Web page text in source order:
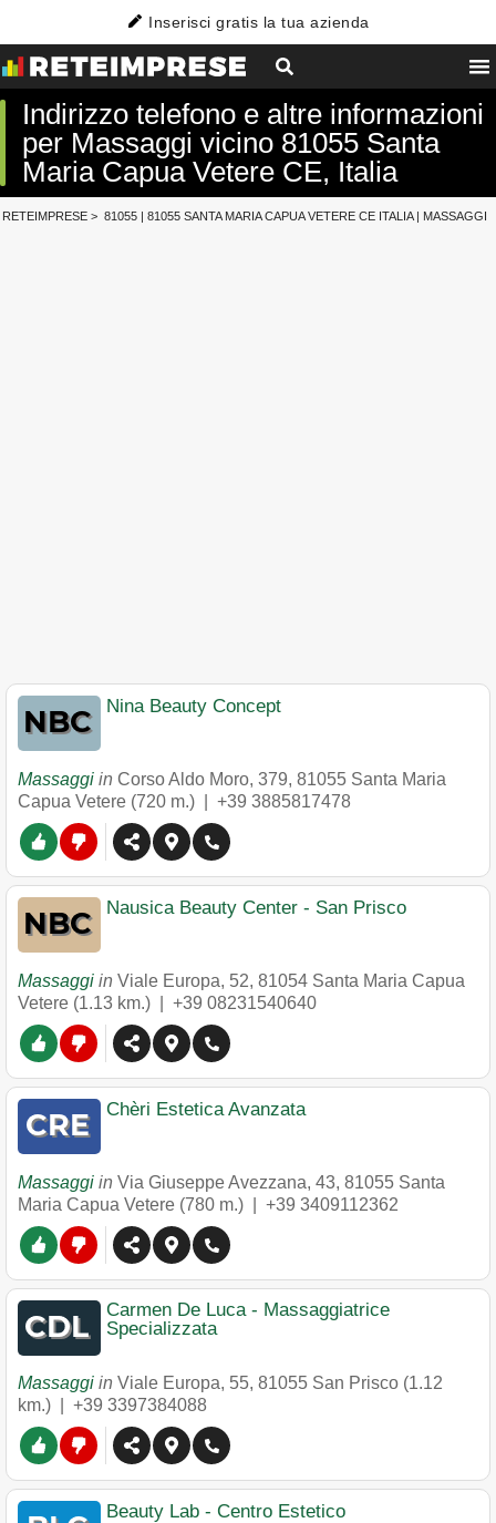
Inserisci gratis la tua azienda
Indirizzo telefono e altre informazioni
per Massaggi vicino 81055 Santa
Maria Capua Vetere CE, Italia
RETEIMPRESE > 81055 | 81055 SANTA MARIA CAPUA VETERE CE ITALIA| MASSAGGI
Nina Beauty Concept
Massaggi in Corso Aldo Moro, 379, 81055 Santa Maria
Capua Vetere (720 m.) | +39 3885817478
Nausica Beauty Center - San Prisco
Massaggi in Viale Europa, 52, 81054 Santa Maria Capua
Vetere (1.13 km.) | +39 08231540640
Chèri Estetica Avanzata
Massaggi in Via Giuseppe Avezzana, 43, 81055 Santa
Maria Capua Vetere (780 m.) | +39 3409112362
Carmen De Luca - Massaggiatrice
Specializzata
Massaggi in Viale Europa, 55, 81055 San Prisco (1.12
km.) | +39 3397384088
Beauty Lab - Centro Estetico